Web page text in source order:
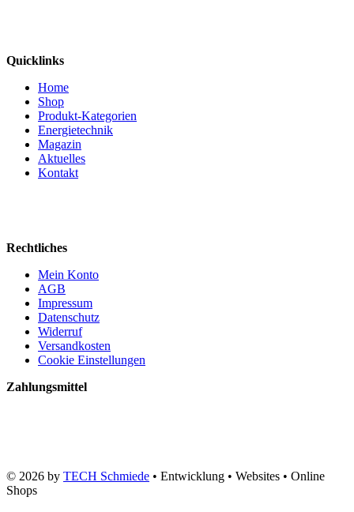
Quicklinks
Home
Shop
Produkt-Kategorien
Energietechnik
Magazin
Aktuelles
Kontakt
Rechtliches
Mein Konto
AGB
Impressum
Datenschutz
Widerruf
Versandkosten
Cookie Einstellungen
Zahlungsmittel
© 2026 by TECH Schmiede • Entwicklung • Websites • Online
Shops